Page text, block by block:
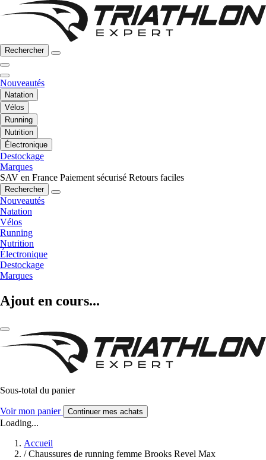
Rechercher
Nouveautés
Natation
Vélos
Running
Nutrition
Électronique
Destockage
Marques
SAV en France Paiement sécurisé Retours faciles
Rechercher
Nouveautés
Natation
Vélos
Running
Nutrition
Électronique
Destockage
Marques
Ajout en cours...
Sous-total du panier
Voir mon panier Continuer mes achats
Loading...
Accueil
/ Chaussures de running femme Brooks Revel Max